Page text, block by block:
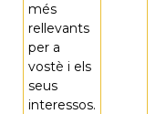
més
rellevants
per a
vostè i els
seus
interessos.